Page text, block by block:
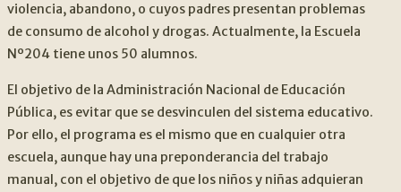
violencia, abandono, o cuyos padres presentan problemas
de consumo de alcohol y drogas. Actualmente, la Escuela
Nº204 tiene unos 50 alumnos.
El objetivo de la Administración Nacional de Educación
Pública, es evitar que se desvinculen del sistema educativo.
Por ello, el programa es el mismo que en cualquier otra
escuela, aunque hay una preponderancia del trabajo
manual, con el objetivo de que los niños y niñas adquieran